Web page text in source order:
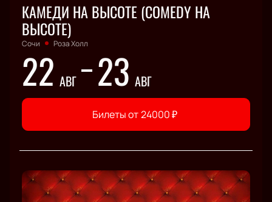
КАМЕДИ НА ВЫСОТЕ (COMEDY НА
ВЫСОТЕ)
Сочи Роза Холл
22 АВГ 23 АВГ
Билеты от24000₽